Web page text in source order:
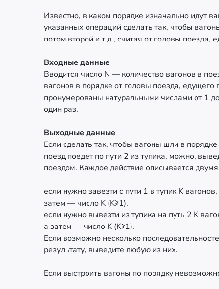
Известно, в каком порядке изначально идут
указанных операций сделать так, чтобы
потом второй и т.д., считая от головы поезда,
Входные данные
Вводится число N — количество вагонов в
вагонов в порядке от головы поезда, едущего
пронумерованы натуральными числами от 1
один раз.
Выходные данные
Если сделать так, чтобы вагоны шли в
поезд поедет по пути 2 из тупика, можно,
поездом. Каждое действие описывается
если нужно завезти с пути 1 в тупик K
затем — число K (K≥1),
если нужно вывезти из тупика на путь 2 K
а затем — число K (K≥1).
Если возможно несколько
результату, выведите любую из них.
Если выстроить вагоны по порядку